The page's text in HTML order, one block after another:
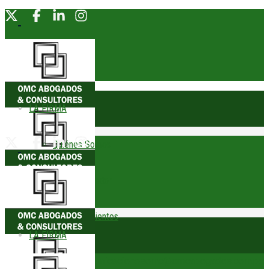
LA FIRMA
Quiénes Somos
Socio Fundador
Reconocimientos
Trofeos
LA FIRMA